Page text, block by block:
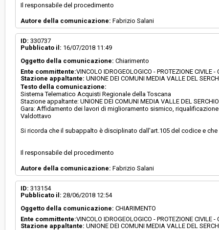
Il responsabile del procedimento
Autore della comunicazione: Fabrizio Salani
ID: 330737
Pubblicato il: 16/07/2018 11:49
Oggetto della comunicazione: Chiarimento
Ente committente:VINCOLO IDROGEOLOGICO - PROTEZIONE CIVILE
Stazione appaltante: UNIONE DEI COMUNI MEDIA VALLE DEL
Testo della comunicazione:
Sistema Telematico Acquisti Regionale della Toscana
Stazione appaltante: UNIONE DEI COMUNI MEDIA VALLE DEL SERCHIO
Gara: Affidamento dei lavori di miglioramento sismico,
Valdottavo
Si ricorda che il subappalto è disciplinato dall'art.105 del codice e
Il responsabile del procedimento
Autore della comunicazione: Fabrizio Salani
ID: 313154
Pubblicato il: 28/06/2018 12:54
Oggetto della comunicazione: CHIARIMENTO
Ente committente:VINCOLO IDROGEOLOGICO - PROTEZIONE CIVILE
Stazione appaltante: UNIONE DEI COMUNI MEDIA VALLE DEL